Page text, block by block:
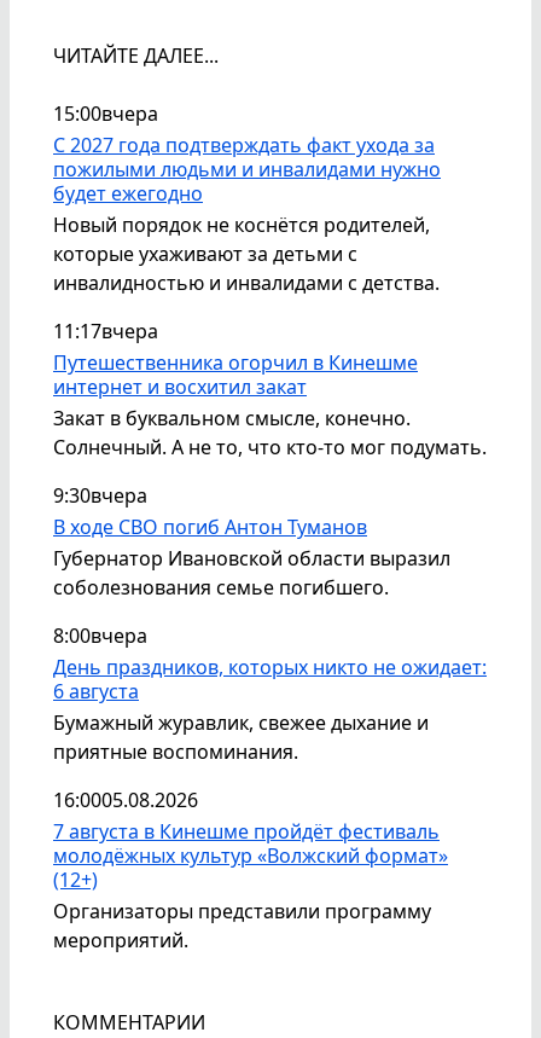
ЧИТАЙТЕ ДАЛЕЕ...
15:00вчера
С 2027 года подтверждать факт ухода за
пожилыми людьми и инвалидами нужно
будет ежегодно
Новый порядок не коснётся родителей,
которые ухаживают за детьми с
инвалидностью и инвалидами с детства.
11:17вчера
Путешественника огорчил в Кинешме
интернет и восхитил закат
Закат в буквальном смысле, конечно.
Солнечный. А не то, что кто-то мог подумать.
9:30вчера
В ходе СВО погиб Антон Туманов
Губернатор Ивановской области выразил
соболезнования семье погибшего.
8:00вчера
День праздников, которых никто не ожидает:
6 августа
Бумажный журавлик, свежее дыхание и
приятные воспоминания.
16:0005.08.2026
7 августа в Кинешме пройдёт фестиваль
молодёжных культур «Волжский формат»
(12+)
Организаторы представили программу
мероприятий.
КОММЕНТАРИИ